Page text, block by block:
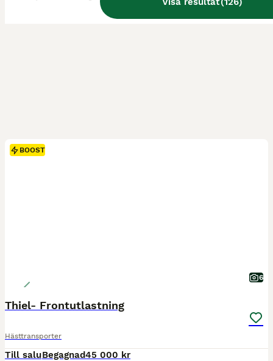
BOOST
6
Thiel- Frontutlastning
Hästtransporter
Till saluBegagnad45 000 kr